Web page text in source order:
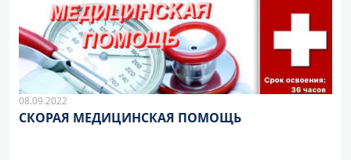
08.09.2022
СКОРАЯ МЕДИЦИНСКАЯ ПОМОЩЬ